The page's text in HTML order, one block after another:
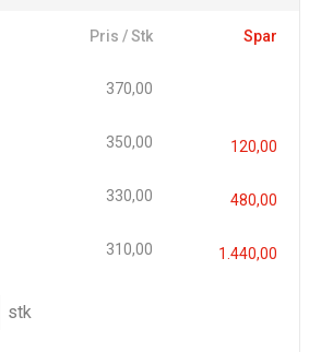
Pris / Stk Spar
370,00
350,00 120,00
330,00 480,00
310,00 1.440,00
stk